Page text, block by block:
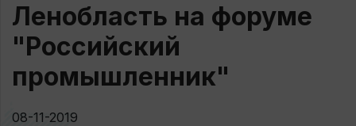
Ленобласть на форуме
"Российский
промышленник"
08-11-2019